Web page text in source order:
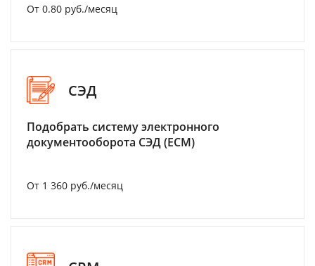
От 0.80 руб./месяц
СЭД
Подобрать систему электронного
документооборота СЭД (ECM)
От 1 360 руб./месяц